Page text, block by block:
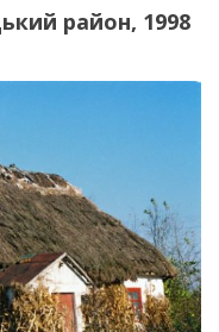
район, 1998